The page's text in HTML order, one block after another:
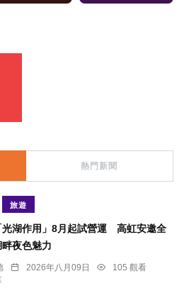
熱門新聞
旅遊
光湖作用」8月起試營運 高虹安邀全
畔夜色魅力
2026年八月09日
105 觀看